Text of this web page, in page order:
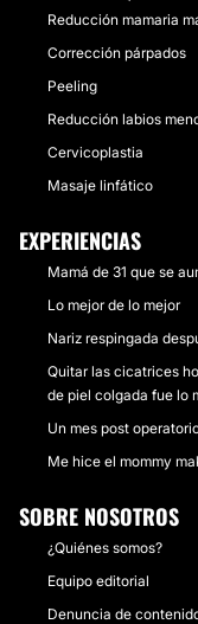
Reducción mamaria
Corrección párpados
Peeling
Reducción labios
Cervicoplastia
Masaje linfático
EXPERIENCIAS
Mamá de 31 que se
Lo mejor de lo mejor
Nariz respingada
Quitar las cicatrices
de piel colgada fue lo
Un mes post
Me hice el mommy
SOBRE NOSOTROS
¿Quiénes somos?
Equipo editorial
Denuncia de